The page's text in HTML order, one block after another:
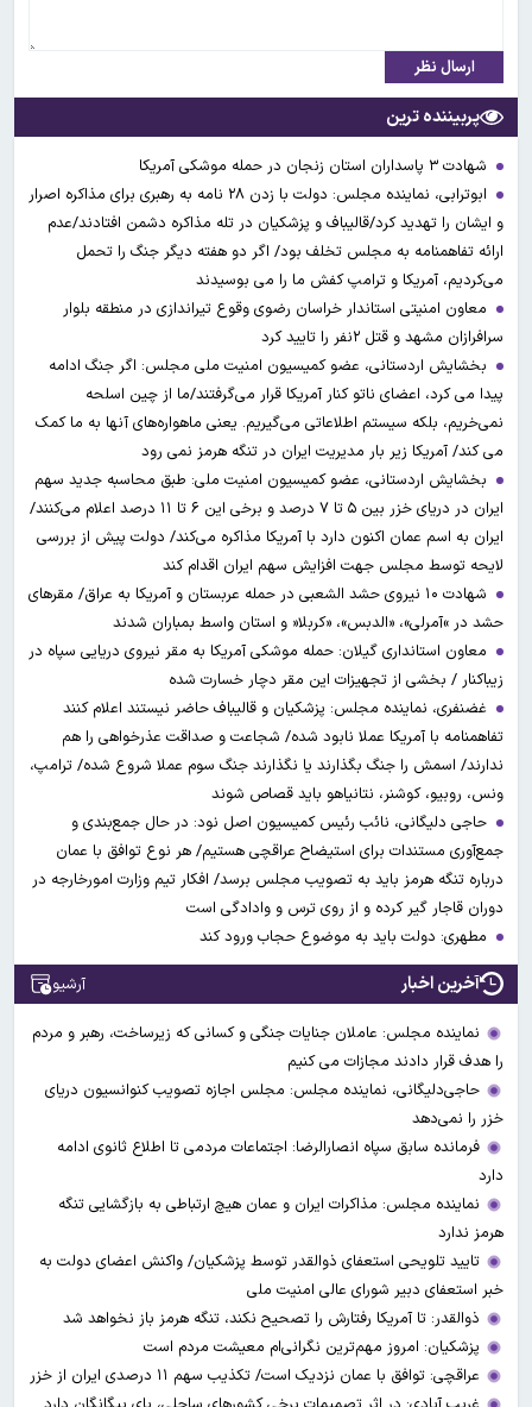
ارسال نظر
پربیننده ترین
شهادت ۳ ‌پاسداران استان زنجان در حمله موشکی آمریکا
ابوترابی، نماینده مجلس: دولت با زدن ۲۸ نامه به رهبری برای مذاکره اصرار
و ایشان را تهدید کرد/قالیباف و پزشکیان در تله مذاکره دشمن افتادند/عدم
ارائه تفاهمنامه به مجلس تخلف بود/ اگر دو هفته دیگر جنگ را تحمل
می‌کردیم، آمریکا و ترامپ کفش ما را می بوسیدند
معاون امنیتی استاندار خراسان رضوی وقوع تیراندازی در منطقه بلوار
سرافرازان مشهد و قتل ۲نفر را تایید کرد
بخشایش اردستانی، عضو کمیسیون امنیت ملی مجلس: اگر جنگ ادامه
پیدا می کرد، اعضای ناتو کنار آمریکا قرار می‌گرفتند/ما از چین اسلحه
نمی‌خریم، بلکه سیستم اطلاعاتی می‌گیریم. یعنی ماهواره‌های آنها به ما کمک
می کند/ آمریکا زیر بار مدیریت ایران در تنگه هرمز نمی رود
بخشایش اردستانی، عضو کمیسیون امنیت ملی: طبق محاسبه جدید سهم
ایران در دریای خزر بین ۵ تا ۷ درصد و برخی این ۶ تا ۱۱ درصد اعلام می‌کنند/
ایران به اسم عمان اکنون دارد با آمریکا مذاکره می‌کند/ دولت پیش از بررسی
لایحه توسط مجلس جهت افزایش سهم ایران اقدام کند
شهادت ۱۰ نیروی حشد الشعبی در حمله عربستان و آمریکا به عراق/ مقرهای
حشد در »آمرلی»، «الدبس»، «کربلا« و استان واسط بمباران شدند
معاون استانداری گیلان: حمله موشکی آمریکا به مقر نیروی دریایی سپاه در
زیباکنار / بخشی از تجهیزات این مقر دچار خسارت شده
غضنفری، نماینده مجلس: پزشکیان و قالیباف حاضر نیستند اعلام کنند
تفاهمنامه با آمریکا عملا نابود شده/ شجاعت و صداقت عذرخواهی را هم
ندارند/ اسمش را جنگ بگذارند یا نگذارند جنگ سوم عملا شروع شده/ ترامپ،
ونس، روبیو، کوشنر، نتانیاهو باید قصاص شوند
حاجی دلیگانی، نائب رئیس کمیسیون اصل نود: در حال جمع‌بندی و
جمع‌آوری مستندات برای استیضاح عراقچی هستیم/ هر نوع توافق با عمان
درباره تنگه هرمز باید به تصویب مجلس برسد/ افکار تیم وزارت امورخارجه در
دوران قاجار گیر کرده و از روی ترس و وادادگی است
مطهری: دولت باید به موضوع حجاب ورود کند
آخرین اخبار آرشیو
نماینده مجلس: عاملان جنایات جنگی و کسانی که زیرساخت‌، رهبر و مردم
را هدف قرار دادند مجازات می کنیم
حاجی‌دلیگانی، نماینده مجلس: مجلس اجازه تصویب کنوانسیون دریای
خزر را نمی‌دهد
فرمانده سابق سپاه انصارالرضا: اجتماعات مردمی تا اطلاع ثانوی ادامه
دارد
نماینده مجلس: مذاکرات ایران و عمان هیچ ارتباطی به بازگشایی تنگه
هرمز ندارد
تایید تلویحی استعفای ذوالقدر توسط پزشکیان/ واکنش اعضای دولت به
خبر استعفای دبیر شورای عالی امنیت ملی
ذوالقدر: تا آمریکا رفتارش را تصحیح نکند، تنگه هرمز باز نخواهد شد
پزشکیان: امروز مهم‌ترین نگرانی‌ام معیشت مردم است
عراقچی: توافق با عمان نزدیک است/ تکذیب سهم ۱۱ درصدی ایران از خزر